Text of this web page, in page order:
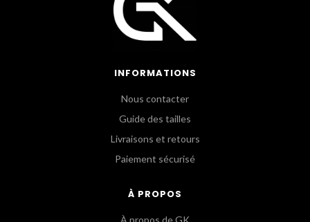
INFORMATIONS
Nous contacter
Guide des tailles
Livraisons et retours
Paiement sécurisé
À PROPOS
À propos de GK